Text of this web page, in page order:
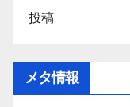
投稿
メタ情報